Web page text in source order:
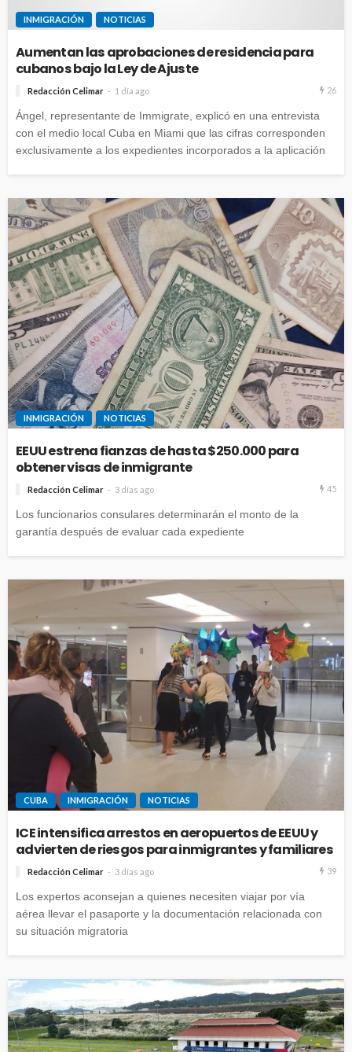
INMIGRACIÓN NOTICIAS
Aumentan las aprobaciones de residencia para
cubanos bajo la Ley de Ajuste
Redacción Celimar 1 día ago 26
Ángel, representante de Immigrate, explicó en una entrevista
con el medio local Cuba en Miami que las cifras corresponden
exclusivamente a los expedientes incorporados a la aplicación
INMIGRACIÓN NOTICIAS
EEUU estrena fianzas de hasta $250.000 para
obtener visas de inmigrante
Redacción Celimar 3 días ago 45
Los funcionarios consulares determinarán el monto de la
garantía después de evaluar cada expediente
CUBA INMIGRACIÓN NOTICIAS
ICE intensifica arrestos en aeropuertos de EEUU y
advierten de riesgos para inmigrantes y familiares
Redacción Celimar 3 días ago 39
Los expertos aconsejan a quienes necesiten viajar por vía
aérea llevar el pasaporte y la documentación relacionada con
su situación migratoria